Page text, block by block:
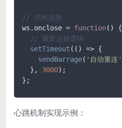
// 关闭连接
ws.onclose = function( ) {
// 重新连接逻辑
setTimeout (() => {
sendBarrage( '自动重连'
  },
3000);
};
心跳机制实现示例：